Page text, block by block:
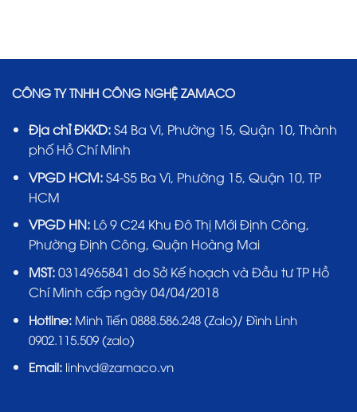
CÔNG TY TNHH CÔNG NGHỆ ZAMACO
Địa chỉ ĐKKD:S4 Ba Vì, Phường 15, Quận 10, Thành
phố Hồ Chí Minh
VPGD HCM:S4-S5 Ba Vì, Phường 15, Quận 10, TP
HCM
VPGD HN:Lô 9 C24 Khu Đô Thị Mới Định Công,
Phường Định Công, Quận Hoàng Mai
MST:0314965841 do Sở Kế hoạch và Đầu tư TP Hồ
Chí Minh cấp ngày 04/04/2018
Hotline: Minh Tiến 0888.586.248 (Zalo)/ Đình Linh
0902.115.509 (zalo)
Email:linhvd@zamaco.vn